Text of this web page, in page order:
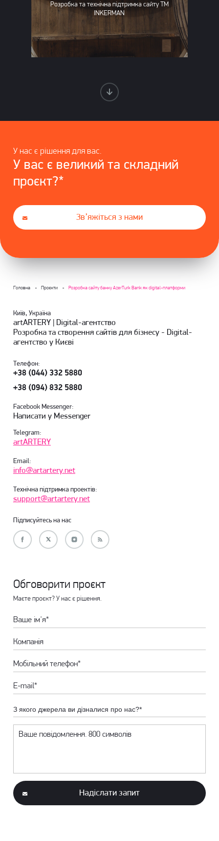
Розробка та технічна підтримка сайту ТМ
INKERMAN
У нас є рішення для вас.
У вас є великий та складний
проєкт?*
Зв’яжіться з нами
Київ, Україна
artARTERY | Digital-агентство
Розробка та створення сайтів для бізнесу - Digital-
агентство у Києві
Телефон:
+38 (044) 332 5880
+38 (094) 832 5880
Facebook Messenger:
Написати у Messenger
Telegram:
artARTERY
Email:
info@artartery.net
Технічна підтримка проектів:
support@artartery.net
Підписуйтесь на нас
Головна Проєкти Розробка сайту банку AzerTurk Bank як digital-платформи
Обговорити проєкт
Маєте проєкт? У нас є рішення.
З якого джерела ви дізналися про нас?*
Надіслати запит